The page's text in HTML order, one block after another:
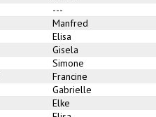
---
Manfred
Elisa
Gisela
Simone
Francine
Gabrielle
Elke